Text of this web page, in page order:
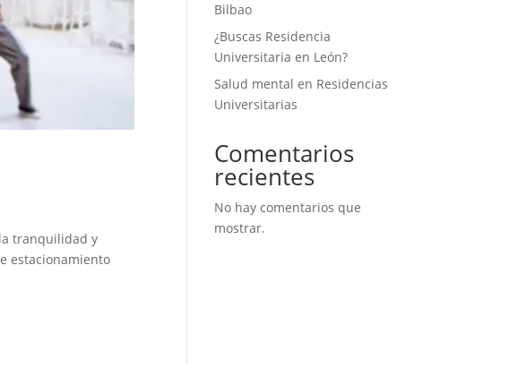
tranquilidad y
estacionamiento
Bilbao
¿Buscas Residencia
Universitaria en León?
Salud mental en Residencias
Universitarias
Comentarios
recientes
No hay comentarios que
mostrar.